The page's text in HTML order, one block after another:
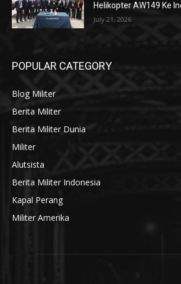
Helikopter AW149 Ke
July 21, 2026
POPULAR CATEGORY
Blog Militer
Berita Militer
Berita Militer Dunia
Militer
Alutsista
Berita Militer Indonesia
Kapal Perang
Militer Amerika